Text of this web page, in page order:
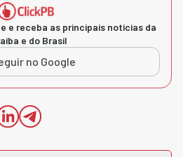
e receba as principais notícias da
e do Brasil
no Google